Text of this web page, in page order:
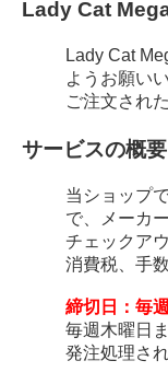
Lady Cat
Lady Cat
ようお願い
ご注文され
サービスの概要
当ショップ
で、メーカ
チェックア
消費税、手
締切日：毎
毎週木曜日
発注処理さ